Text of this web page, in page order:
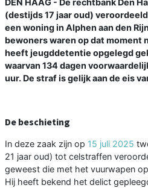
DEN HAAG - De rechtbank Den
(destijds 17 jaar oud)
een woning in Alphen aan den
bewoners waren op dat moment
heeft jeugddetentie opgelegd
waarvan 134 dagen
uur. De straf is gelijk aan de eis
De beschieting
In deze zaak zijn op 15 juli 2025
21 jaar oud) tot celstraffen
geweest die met het vuurwapen
Hij heeft bekend het delict